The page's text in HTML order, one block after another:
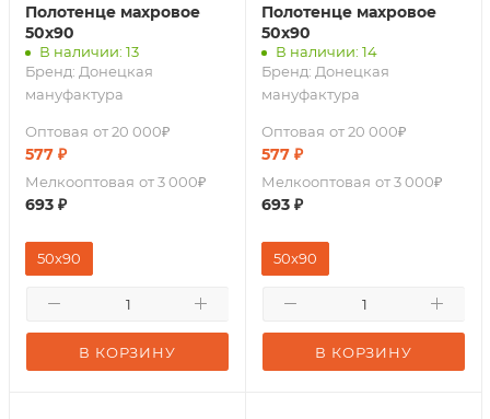
Полотенце махровое
50х90
В наличии: 13
Бренд: Донецкая
мануфактура
Оптовая от 20 000₽
577 ₽
Мелкооптовая от 3 000₽
693 ₽
В КОРЗИНУ
50x90
Полотенце махровое
50х90
В наличии: 14
Бренд: Донецкая
мануфактура
Оптовая от 20 000₽
577 ₽
Мелкооптовая от 3 000₽
693 ₽
В КОРЗИНУ
50x90